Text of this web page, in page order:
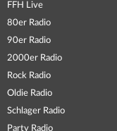
FFH Live
80er Radio
90er Radio
2000er Radio
Rock Radio
Oldie Radio
Schlager Radio
Party Radio